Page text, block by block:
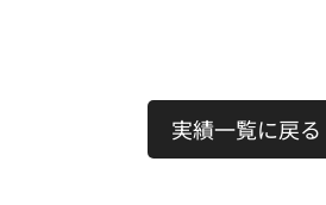
実績一覧に戻る